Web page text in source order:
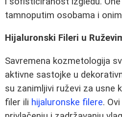
tamnoputim osobama i
Hijaluronski Fileri u
Savremena kozmetologija
aktivne sastojke u
su zanimljivi ruževi za usne
filer ili hijaluronske filere.